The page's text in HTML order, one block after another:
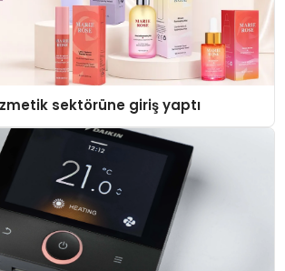
sektörüne giriş yaptı